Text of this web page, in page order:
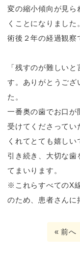
変の縮小傾向が見ら
くことになりました。
術後２年の経過観察
「残すのが難しい
す。ありがとうござ
た。
一番奥の歯でお口が
受けてくださってい
くれてとても嬉しい
引き続き、大切な歯
てまいります。
※これらすべてのX
のため、患者さんに
« 前へ